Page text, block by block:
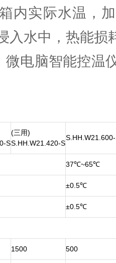
内实际水温，
入水中，热能损
电脑智能控温
S
(三用)
S.HH.W21.420-S
37℃~65℃
±0.5℃
±0.5℃
1500 500